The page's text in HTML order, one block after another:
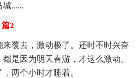
......
2
来覆去，激动极了。还时不时兴奋
是因为明天春游，才这么激动。
两个小时才睡着。